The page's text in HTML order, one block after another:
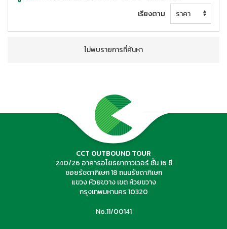
ค้นหาทัวร์
เรียงตาม
ไม่พบรายการที่ค้นหา
CCT OUTBOUND TOUR
240/26 อาคารอโยธยาทาวเวอร์ ชั้น 16 ซี
ซอยรัชดาภิเษก 18 ถนนรัชดาภิเษก
แขวง ห้วยขวาง เขต ห้วยขวาง
กรุงเทพมหานคร 10320
No.11/00141